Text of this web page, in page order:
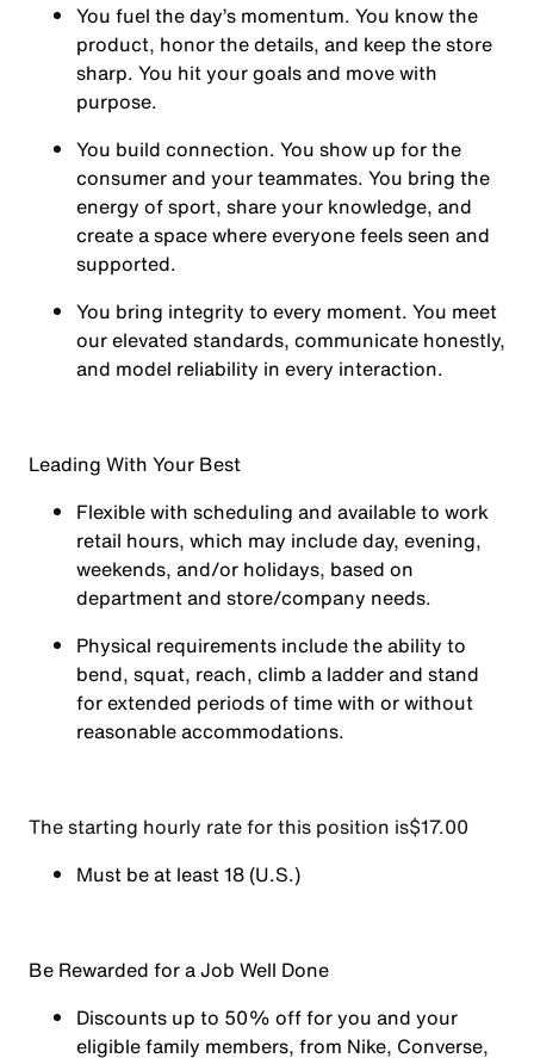
You fuel the day’s momentum. You know the
product, honor the details, and keep the store
sharp. You hit your goals and move with
purpose.
You build connection. You show up for the
consumer and your teammates. You bring the
energy of sport, share your knowledge, and
create a space where everyone feels seen and
supported.
You bring integrity to every moment. You meet
our elevated standards, communicate honestly,
and model reliability in every interaction.
Leading With Your Best
Flexible with scheduling and available to work
retail hours, which may include day, evening,
weekends, and/or holidays, based on
department and store/company needs.
Physical requirements include the ability to
bend, squat, reach, climb a ladder and stand
for extended periods of time with or without
reasonable accommodations.
The starting hourly rate for this position isㅤ$17.00
Must be at least 18 (U.S.)
Be Rewarded for a Job Well Done
Discounts up to 50% off for you and your
eligible family members, from Nike, Converse,